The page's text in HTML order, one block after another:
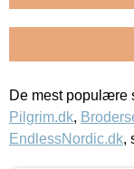
De mest populære
Pilgrim.dk,
EndlessNordic.dk,